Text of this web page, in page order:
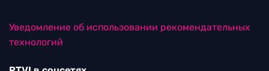
Уведомление об использовании рекомендательных
технологий